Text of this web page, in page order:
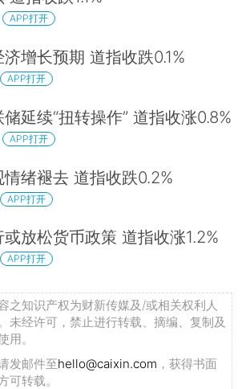
APP打开
增长预期 道指收跌0.1%
APP打开
延续“扭转操作” 道指收涨0.8%
APP打开
绪褪去 道指收跌0.2%
APP打开
放松货币政策 道指收涨1.2%
APP打开
之知识产权为财新传媒及/或相关权利人
未经许可，禁止进行转载、摘编、复制及
用。
发邮件至hello@caixin.com ，获得书面
可转载。